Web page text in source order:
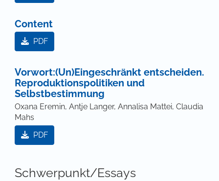
Content
PDF
Vorwort:(Un)Eingeschränkt entscheiden.
Reproduktionspolitiken und
Selbstbestimmung
Oxana Eremin, Antje Langer, Annalisa Mattei, Claudia
Mahs
PDF
Schwerpunkt/Essays